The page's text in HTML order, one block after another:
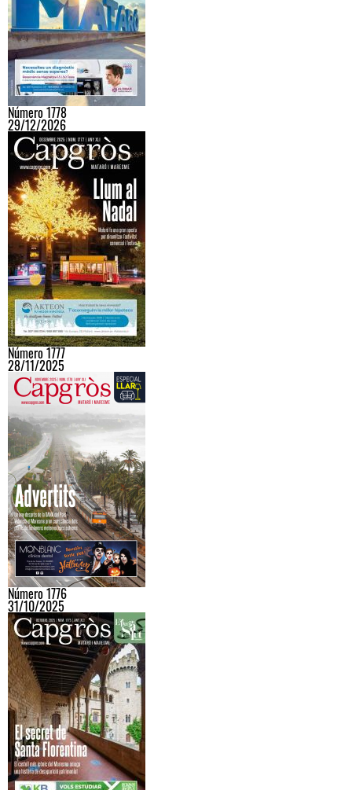
Número 1778
29/12/2026
Número 1777
28/11/2025
Número 1776
31/10/2025